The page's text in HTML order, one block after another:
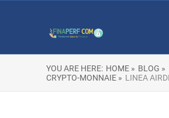
YOU ARE HERE: HOME » BLOG »
CRYPTO-MONNAIE » LINEA